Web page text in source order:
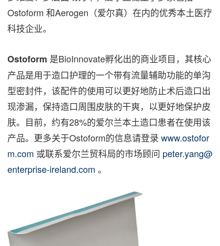
Ostoform 和Aerogen（爱尔真）在内的优秀本土医疗
科技企业。
Ostoform 是BioInnovate孵化出的商业项目，其核心
产品是用于造口护理的一个带有流量辅助功能的单沟
型密封件，该配件的使用可以更好地防止术后造口出
现渗漏，保持造口周围皮肤的干爽，以更好地保护皮
肤。目前，约有28%的爱尔兰本土造口患者在使用该
产品。更多关于Ostoform的信息请登录 www.ostofor
m.com 或联系爱尔兰贸科局的市场顾问 peter.yang@
enterprise-ireland.com 。